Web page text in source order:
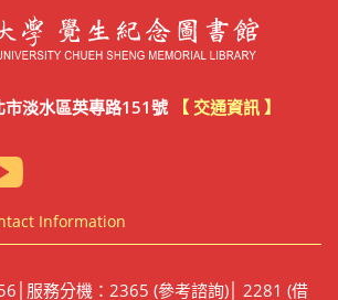
淡水區英專路151號 【 交通資訊 】
Information
服務分機：2365 (參考諮詢)│ 2281 (借